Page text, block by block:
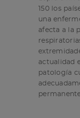
150 los
una
afecta a la
actualidad
patología